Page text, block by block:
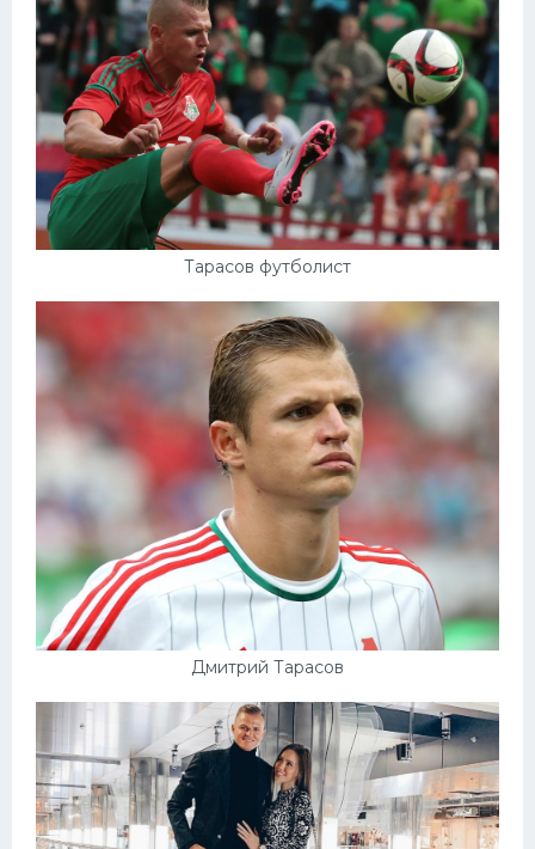
Тарасов футболист
Дмитрий Тарасов